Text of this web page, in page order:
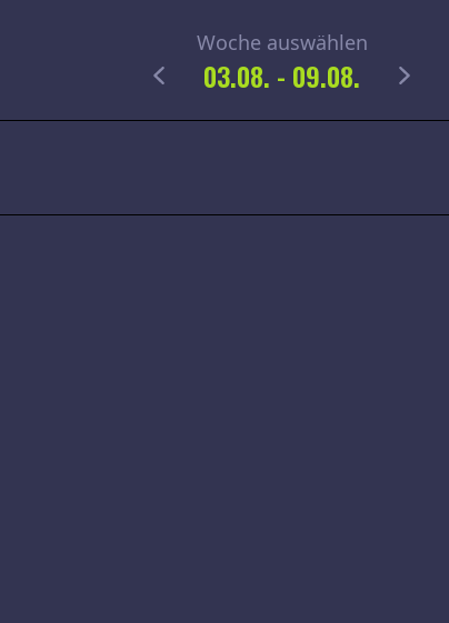
Woche auswählen
03.08. - 09.08.